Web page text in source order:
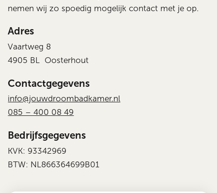
nemen wij zo spoedig mogelijk contact met je op.
Adres
Vaartweg 8
4905 BL Oosterhout
Contactgegevens
info@jouwdroombadkamer.nl
085 – 400 08 49
Bedrijfsgegevens
KVK: 93342969
BTW: NL866364699B01